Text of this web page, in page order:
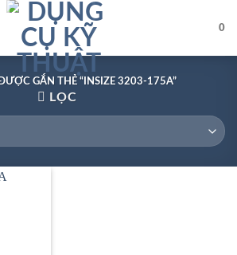
0
GẮN THẺ “INSIZE 3203-175A”
LỌC